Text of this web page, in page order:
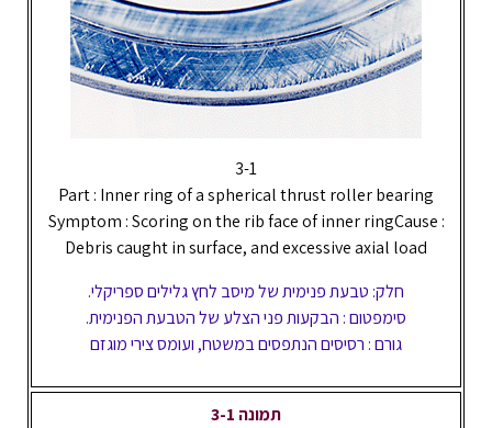
3-1
Part : Inner ring of a spherical thrust roller bearing
Symptom : Scoring on the rib face of inner ringCause :
Debris caught in surface, and excessive axial load
חלק: טבעת פנימית של מיסב לחץ גלילים ספריקלי.
סימפטום : הבקעות פני הצלע של הטבעת הפנימית.
גורם : רסיסים הנתפסים במשטח, ועומס צירי מוגזם
תמונה 3-1